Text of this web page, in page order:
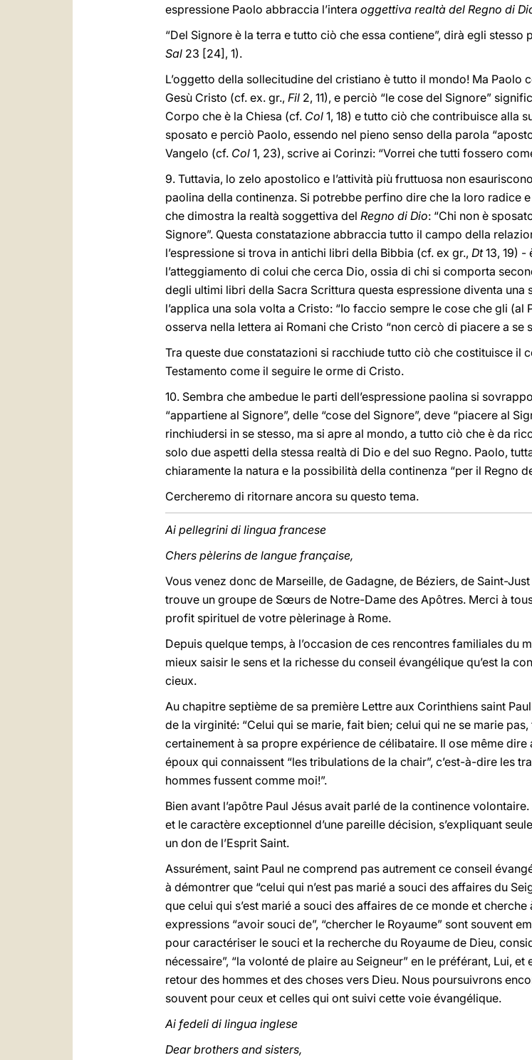
espressione Paolo abbraccia l’intera oggettiva realtà del Regno di
“Del Signore è la terra e tutto ciò che essa contiene”, dirà egli
Sal 23 [24], 1).
L’oggetto della sollecitudine del cristiano è tutto il mondo! Ma Paolo
Gesù Cristo (cf. ex. gr., Fil 2, 11), e perciò “le cose del Signore”
Corpo che è la Chiesa (cf. Col 1, 18) e tutto ciò che contribuisce alla
sposato e perciò Paolo, essendo nel pieno senso della parola
Vangelo (cf. Col 1, 23), scrive ai Corinzi: “Vorrei che tutti fossero
9. Tuttavia, lo zelo apostolico e l’attività più fruttuosa non
paolina della continenza. Si potrebbe perfino dire che la loro radice
che dimostra la realtà soggettiva del Regno di Dio: “Chi non è
Signore”. Questa constatazione abbraccia tutto il campo della
l’espressione si trova in antichi libri della Bibbia (cf. ex gr., Dt13, 19) -
l’atteggiamento di colui che cerca Dio, ossia di chi si comporta
degli ultimi libri della Sacra Scrittura questa espressione diventa una
l’applica una sola volta a Cristo: “Io faccio sempre le cose che gli (al
osserva nella lettera ai Romani che Cristo “non cercò di piacere a se
Tra queste due constatazioni si racchiude tutto ciò che costituisce il
Testamento come il seguire le orme di Cristo.
10. Sembra che ambedue le parti dell’espressione paolina si
“appartiene al Signore”, delle “cose del Signore”, deve “piacere al
rinchiudersi in se stesso, ma si apre al mondo, a tutto ciò che è da
solo due aspetti della stessa realtà di Dio e del suo Regno. Paolo,
chiaramente la natura e la possibilità della continenza “per il Regno
Cercheremo di ritornare ancora su questo tema.
Ai pellegrini di lingua francese
Chers pèlerins de langue française,
Vous venez donc de Marseille, de Gadagne, de Béziers, de Saint-
trouve un groupe de Sœurs de Notre-Dame des Apôtres. Merci à
profit spirituel de votre pèlerinage à Rome.
Depuis quelque temps, à l’occasion de ces rencontres familiales du
mieux saisir le sens et la richesse du conseil évangélique qu’est la
cieux.
Au chapitre septième de sa première Lettre aux Corinthiens saint
de la virginité: “Celui qui se marie, fait bien; celui qui ne se marie
certainement à sa propre expérience de célibataire. Il ose même
époux qui connaissent “les tribulations de la chair”, c’est-à-dire les
hommes fussent comme moi!”.
Bien avant l’apôtre Paul Jésus avait parlé de la continence
et le caractère exceptionnel d’une pareille décision, s’expliquant
un don de l’Esprit Saint.
Assurément, saint Paul ne comprend pas autrement ce conseil
à démontrer que “celui qui n’est pas marié a souci des affaires du
que celui qui s’est marié a souci des affaires de ce monde et cherche
expressions “avoir souci de”, “chercher le Royaume” sont souvent
pour caractériser le souci et la recherche du Royaume de Dieu,
nécessaire”, “la volonté de plaire au Seigneur” en le préférant, Lui,
retour des hommes et des choses vers Dieu. Nous poursuivrons
souvent pour ceux et celles qui ont suivi cette voie évangélique.
Ai fedeli di lingua inglese
Dear brothers and sisters,